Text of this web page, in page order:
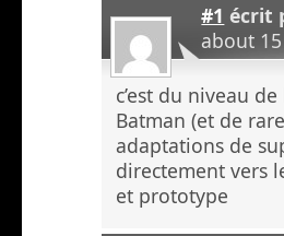
#1 écrit
about
c’est du niveau
Batman (et de
adaptations de
directement vers
et prototype